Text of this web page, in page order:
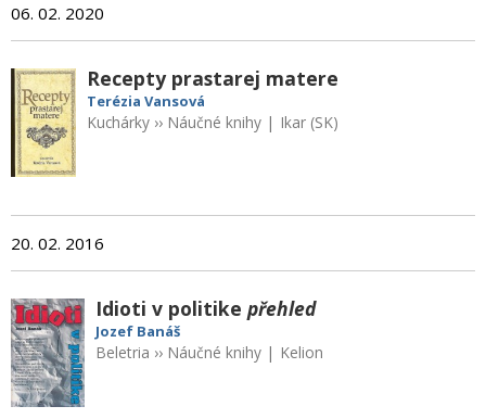
06. 02. 2020
Recepty prastarej matere
Terézia Vansová
Kuchárky ›› Náučné knihy | Ikar (SK)
20. 02. 2016
Idioti v politike přehled
Jozef Banáš
Beletria ›› Náučné knihy| Kelion